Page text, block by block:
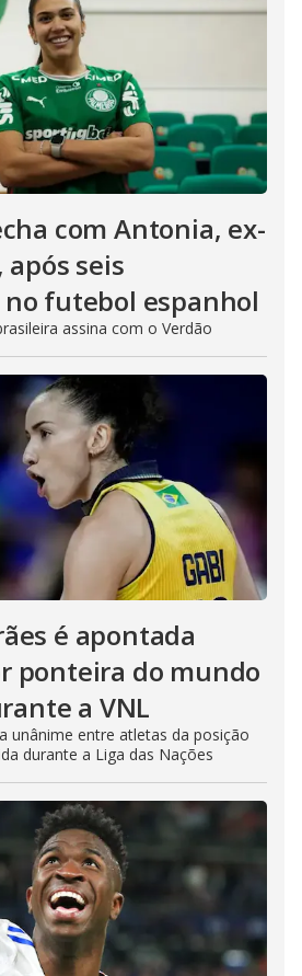
com Antonia, ex-
após seis
futebol espanhol
assina com o Verdão
é apontada
ponteira do mundo
a VNL
unânime entre atletas da posição
durante a Liga das Nações